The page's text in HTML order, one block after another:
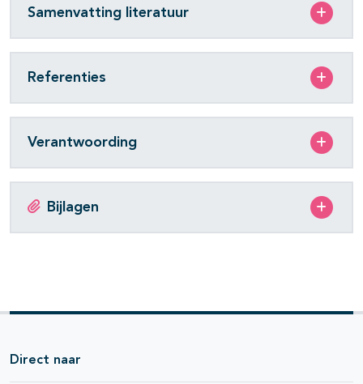
Samenvatting literatuur
Referenties
Verantwoording
Bijlagen
Direct naar